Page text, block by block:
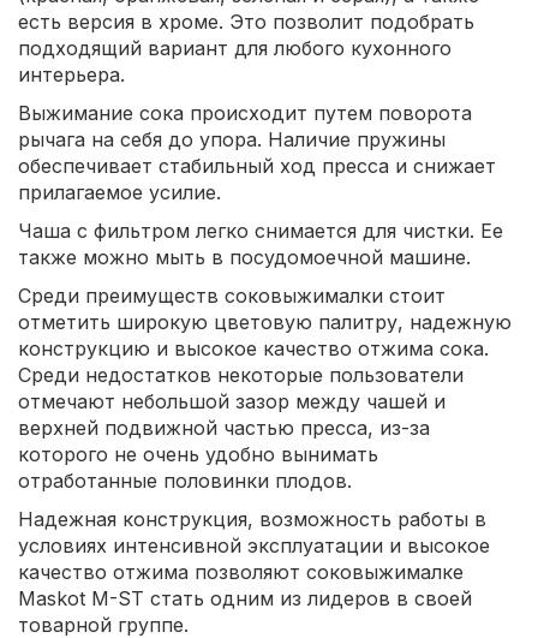
есть версия в хроме. Это позволит подобрать
подходящий вариант для любого кухонного
интерьера.
Выжимание сока происходит путем поворота
рычага на себя до упора. Наличие пружины
обеспечивает стабильный ход пресса и снижает
прилагаемое усилие.
Чаша с фильтром легко снимается для чистки. Ее
также можно мыть в посудомоечной машине.
Среди преимуществ соковыжималки стоит
отметить широкую цветовую палитру, надежную
конструкцию и высокое качество отжима сока.
Среди недостатков некоторые пользователи
отмечают небольшой зазор между чашей и
верхней подвижной частью пресса, из-за
которого не очень удобно вынимать
отработанные половинки плодов.
Надежная конструкция, возможность работы в
условиях интенсивной эксплуатации и высокое
качество отжима позволяют соковыжималке
Maskot M-ST стать одним из лидеров в своей
товарной группе.